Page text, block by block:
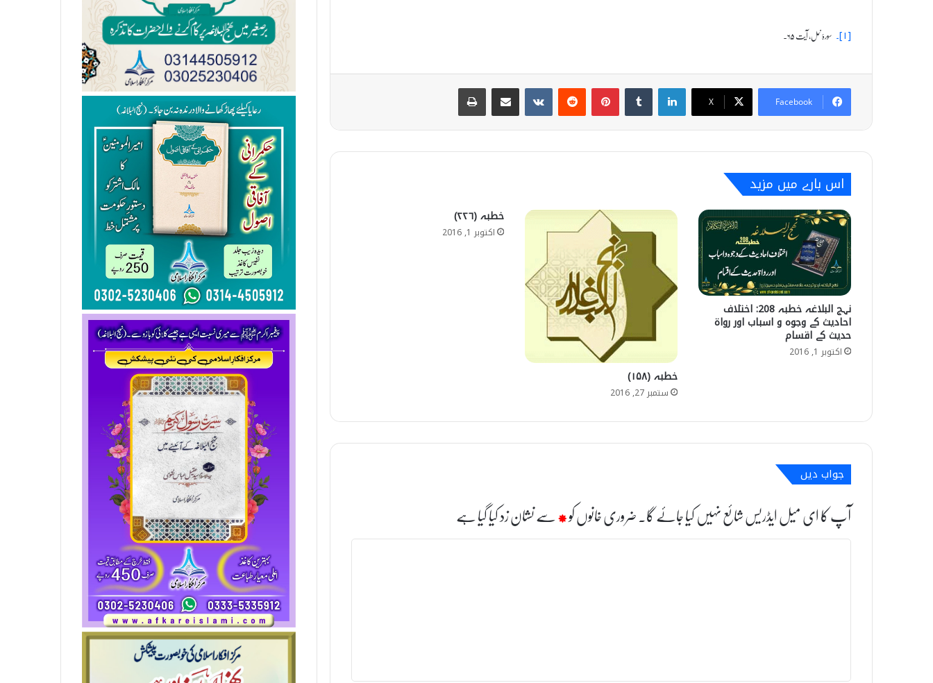
[۱]۔ سورۂ نمل، آیت ۶۵۔
Facebook
X
اس بارے میں مزید
نہج البلاغہ خطبہ 208: اختلاف
احادیث کے وجوہ و اسباب اور رواة
حدیث کے اقسام
اکتوبر 1, 2016
خطبہ (۱۵۸)
ستمبر 27, 2016
خطبہ (۲۲۶)
اکتوبر 1, 2016
جواب دیں
آپ کا ای میل ایڈریس شائع نہیں کیا جائے گا۔ضروری خانوں کو*سے نشان زد کیا گیا ہے
ت